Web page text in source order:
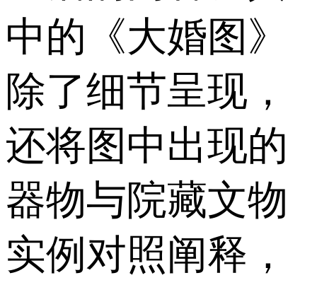
中的《大婚图》
除了细节呈现，
还将图中出现的
器物与院藏文物
实例对照阐释，